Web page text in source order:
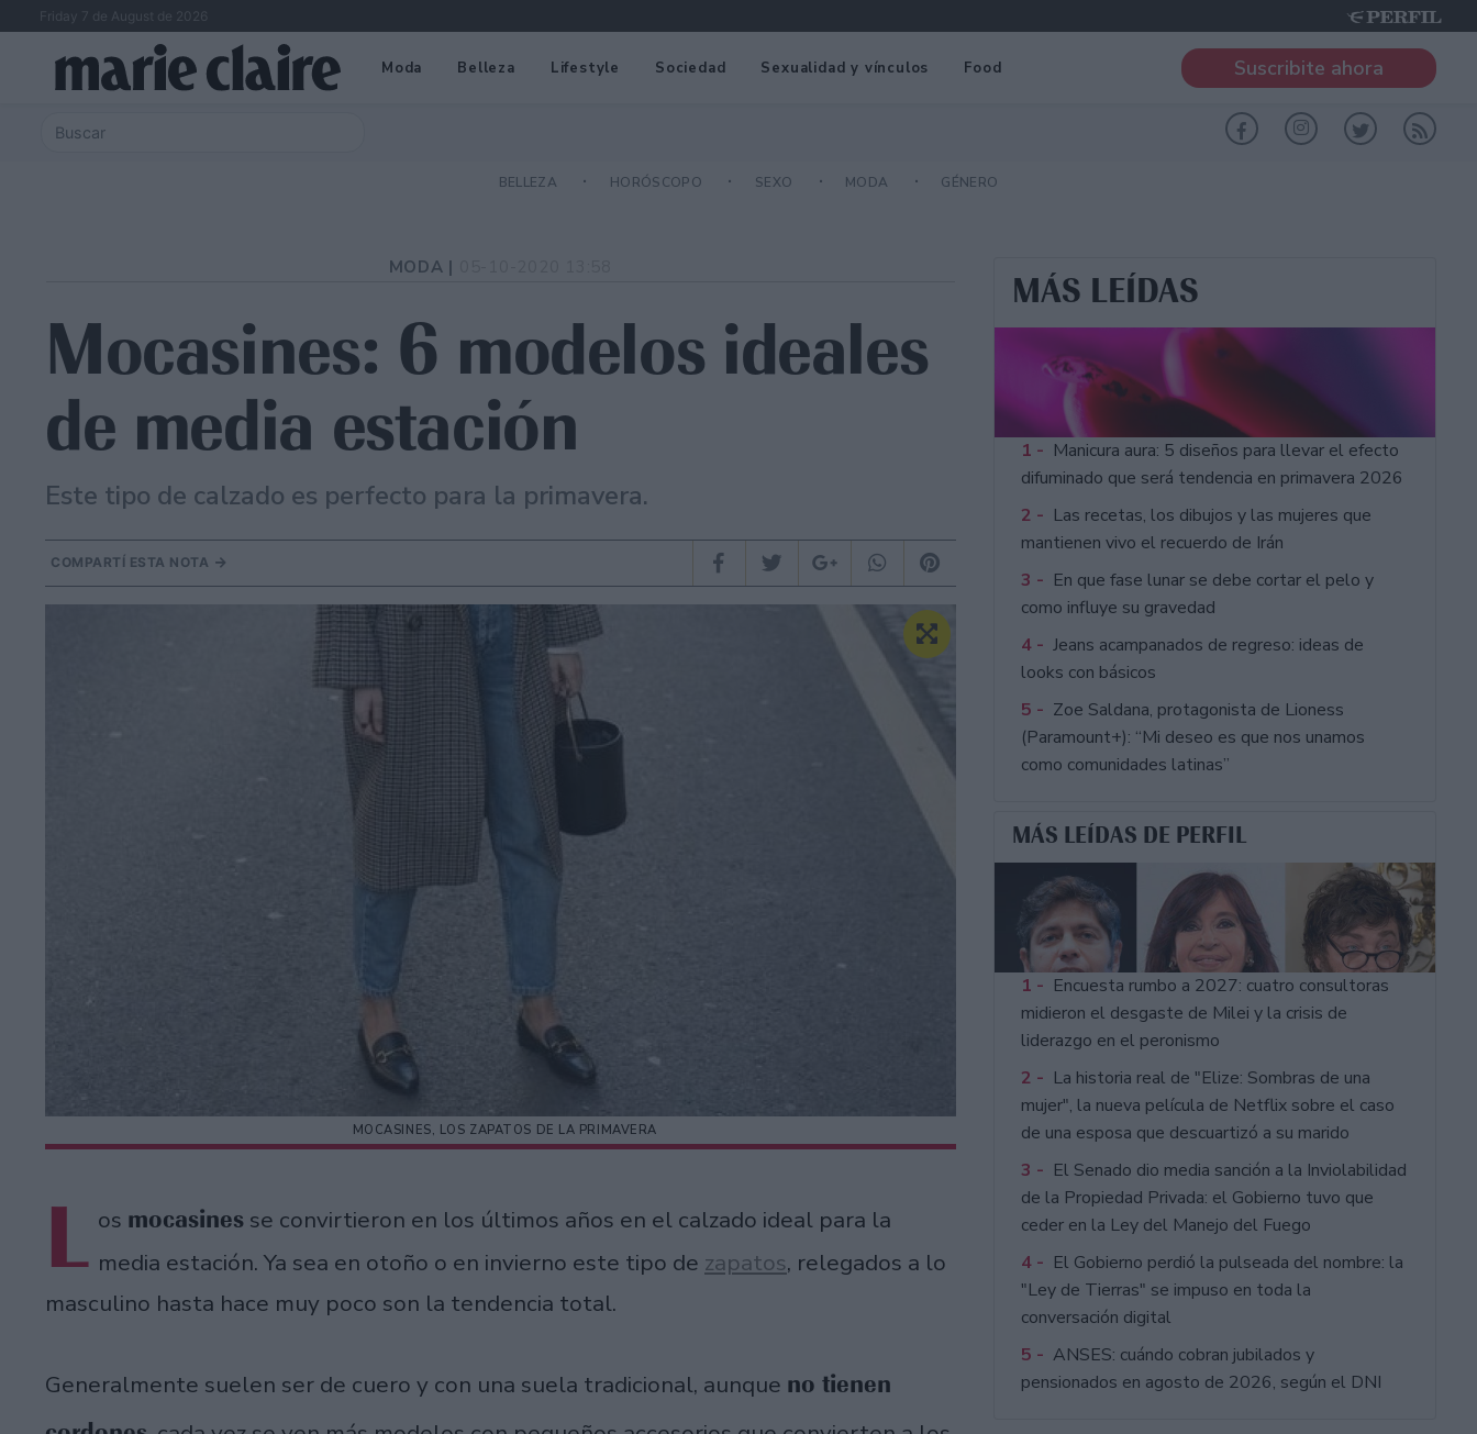
Friday 7 de August de 2026
Moda Belleza Lifestyle Sociedad Sexualidad y vínculos Food Suscribite ahora
BELLEZA HORÓSCOPO SEXO MODA GÉNERO
MODA |
Mocasines: 6 modelos ideales
de media estación
Este tipo de calzado es perfecto para la primavera.
COMPARTÍ ESTA NOTA
MOCASINES, LOS ZAPATOS DE LA PRIMAVERA
L os mocasines se convirtieron en los últimos años en el calzado ideal para la
media estación. Ya sea en otoño o en invierno este tipo de zapatos, relegados a lo
masculino hasta hace muy poco son la tendencia total.
Generalmente suelen ser de cuero y con una suela tradicional, aunque no tienen
MÁS LEÍDAS
1 - Manicura aura: 5 diseños para llevar el efecto
difuminado que será tendencia en primavera 2026
2 - Las recetas, los dibujos y las mujeres que
mantienen vivo el recuerdo de Irán
3 - En que fase lunar se debe cortar el pelo y
como influye su gravedad
4 - Jeans acampanados de regreso: ideas de
looks con básicos
5 - Zoe Saldana, protagonista de Lioness
(Paramount+): “Mi deseo es que nos unamos
como comunidades latinas”
MÁS LEÍDAS DE PERFIL
1 - Encuesta rumbo a 2027: cuatro consultoras
midieron el desgaste de Milei y la crisis de
liderazgo en el peronismo
2 - La historia real de "Elize: Sombras de una
mujer", la nueva película de Netflix sobre el caso
de una esposa que descuartizó a su marido
3 - El Senado dio media sanción a la Inviolabilidad
de la Propiedad Privada: el Gobierno tuvo que
ceder en la Ley del Manejo del Fuego
4 - El Gobierno perdió la pulseada del nombre: la
"Ley de Tierras" se impuso en toda la
conversación digital
5 - ANSES: cuándo cobran jubilados y
pensionados en agosto de 2026, según el DNI